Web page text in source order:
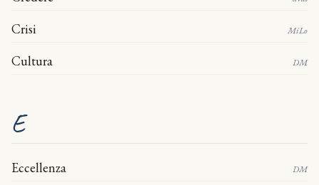
Crisi MiLo
Cultura DM
E
Eccellenza DM